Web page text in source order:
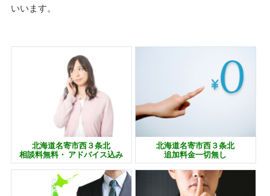
いいます。
北海道名寄市西３条北
相談料無料・ アドバイス込み
北海道名寄市西３条北
追加料金一切無し